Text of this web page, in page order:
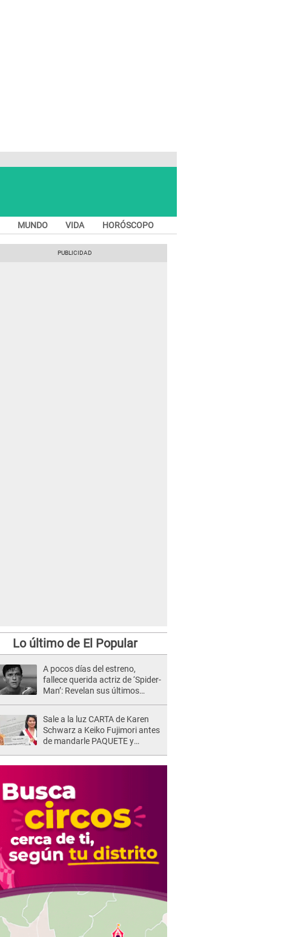
MUNDO VIDA HORÓSCOPO
Lo último de El Popular
A pocos días del estreno,
fallece querida actriz de ‘Spider-
Man’: Revelan sus últimos
Sale a la luz CARTA de Karen
Schwarz a Keiko Fujimori antes
de mandarle PAQUETE y